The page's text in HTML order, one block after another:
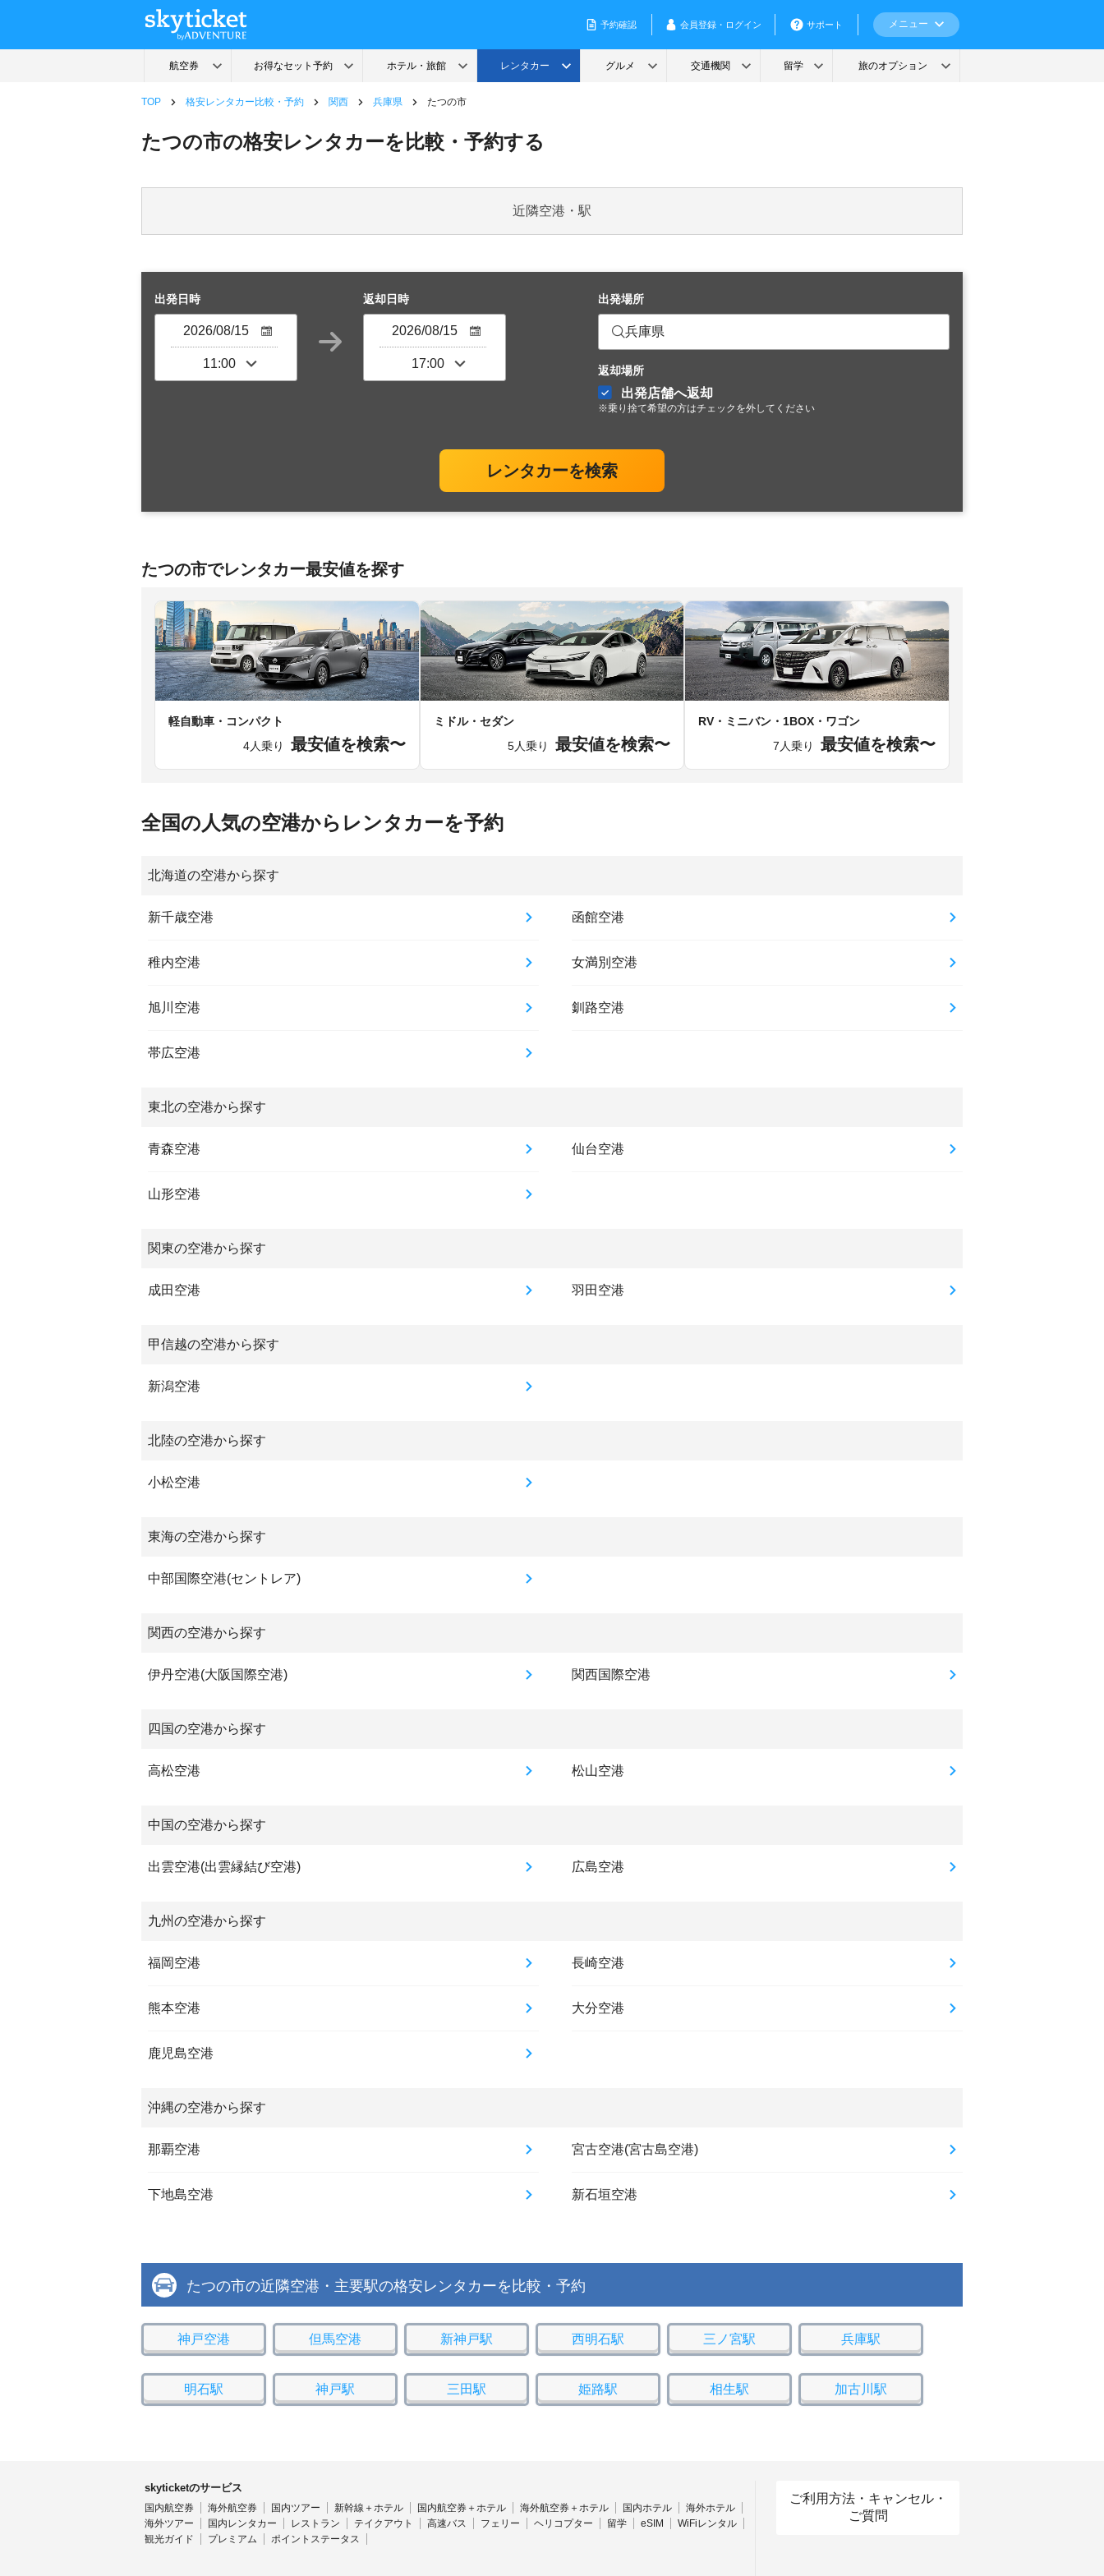
TOP 格安レンタカー比較・予約 関西 兵庫県 たつの市
たつの市の格安レンタカーを比較・予約する
近隣空港・駅
出発日時 返却日時 出発場所
兵庫県
返却場所
出発店舗へ返却
※乗り捨て希望の方はチェックを外してください
レンタカーを検索
たつの市でレンタカー最安値を探す
軽自動車・コンパクト
4人乗り
最安値を検索〜
ミドル・セダン
5人乗り
最安値を検索〜
RV・ミニバン・1BOX・ワゴン
7人乗り
最安値を検索〜
全国の人気の空港からレンタカーを予約
北海道の空港から探す
新千歳空港 函館空港
稚内空港 女満別空港
旭川空港 釧路空港
帯広空港
東北の空港から探す
青森空港 仙台空港
山形空港
関東の空港から探す
成田空港 羽田空港
甲信越の空港から探す
新潟空港
北陸の空港から探す
小松空港
東海の空港から探す
中部国際空港(セントレア)
関西の空港から探す
伊丹空港(大阪国際空港) 関西国際空港
四国の空港から探す
高松空港 松山空港
中国の空港から探す
出雲空港(出雲縁結び空港) 広島空港
九州の空港から探す
福岡空港 長崎空港
熊本空港 大分空港
鹿児島空港
沖縄の空港から探す
那覇空港 宮古空港(宮古島空港)
下地島空港 新石垣空港
たつの市の近隣空港・主要駅の格安レンタカーを比較・予約
神戸空港 但馬空港 新神戸駅 西明石駅 三ノ宮駅 兵庫駅
明石駅 神戸駅 三田駅 姫路駅 相生駅 加古川駅